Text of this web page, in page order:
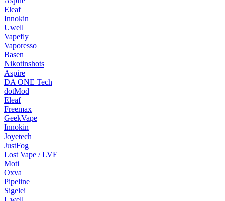
Eleaf
Innokin
Uwell
Vapefly
Vaporesso
Basen
Nikotinshots
Aspire
DA ONE Tech
dotMod
Eleaf
Freemax
GeekVape
Innokin
Joyetech
JustFog
Lost Vape / LVE
Moti
Oxva
Pipeline
Sigelei